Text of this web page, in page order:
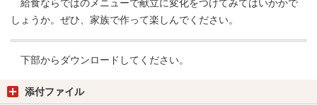
給食ならではのメニューで献立に変化をつけてみてはいかかで
しょうか。ぜひ、家族で作って楽しんでください。
下部からダウンロードしてください。
添付ファイル